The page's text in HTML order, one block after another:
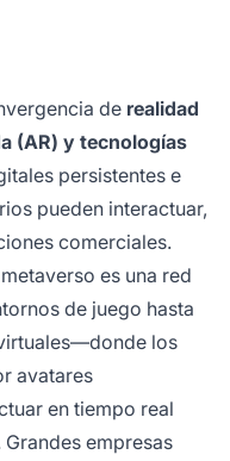
de realidad
(AR) y tecnologías
persistentes e
pueden interactuar,
comerciales.
es una red
de juego hasta
los
avatares
en tiempo real
empresas